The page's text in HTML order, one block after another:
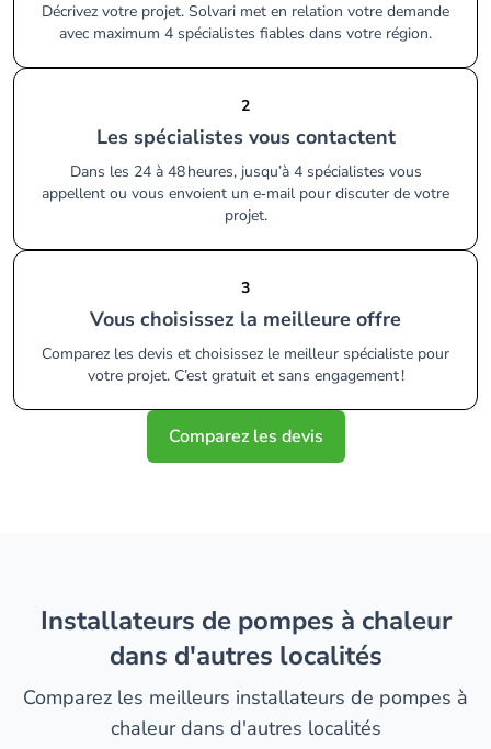
Décrivez votre projet. Solvari met en relation votre demande
avec maximum 4 spécialistes fiables dans votre région.
2
Les spécialistes vous contactent
Dans les 24 à 48 heures, jusqu’à 4 spécialistes vous
appellent ou vous envoient un e‑mail pour discuter de votre
projet.
3
Vous choisissez la meilleure offre
Comparez les devis et choisissez le meilleur spécialiste pour
votre projet. C’est gratuit et sans engagement !
Comparez les devis
installateurs de pompes à chaleur
dans d'autres localités
Comparez les meilleurs installateurs de pompes à
chaleur dans d'autres localités